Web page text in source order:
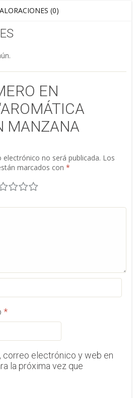
(0)
EN
MANZANA
no será publicada. Los
marcados con *
*
correo electrónico y web en
la próxima vez que